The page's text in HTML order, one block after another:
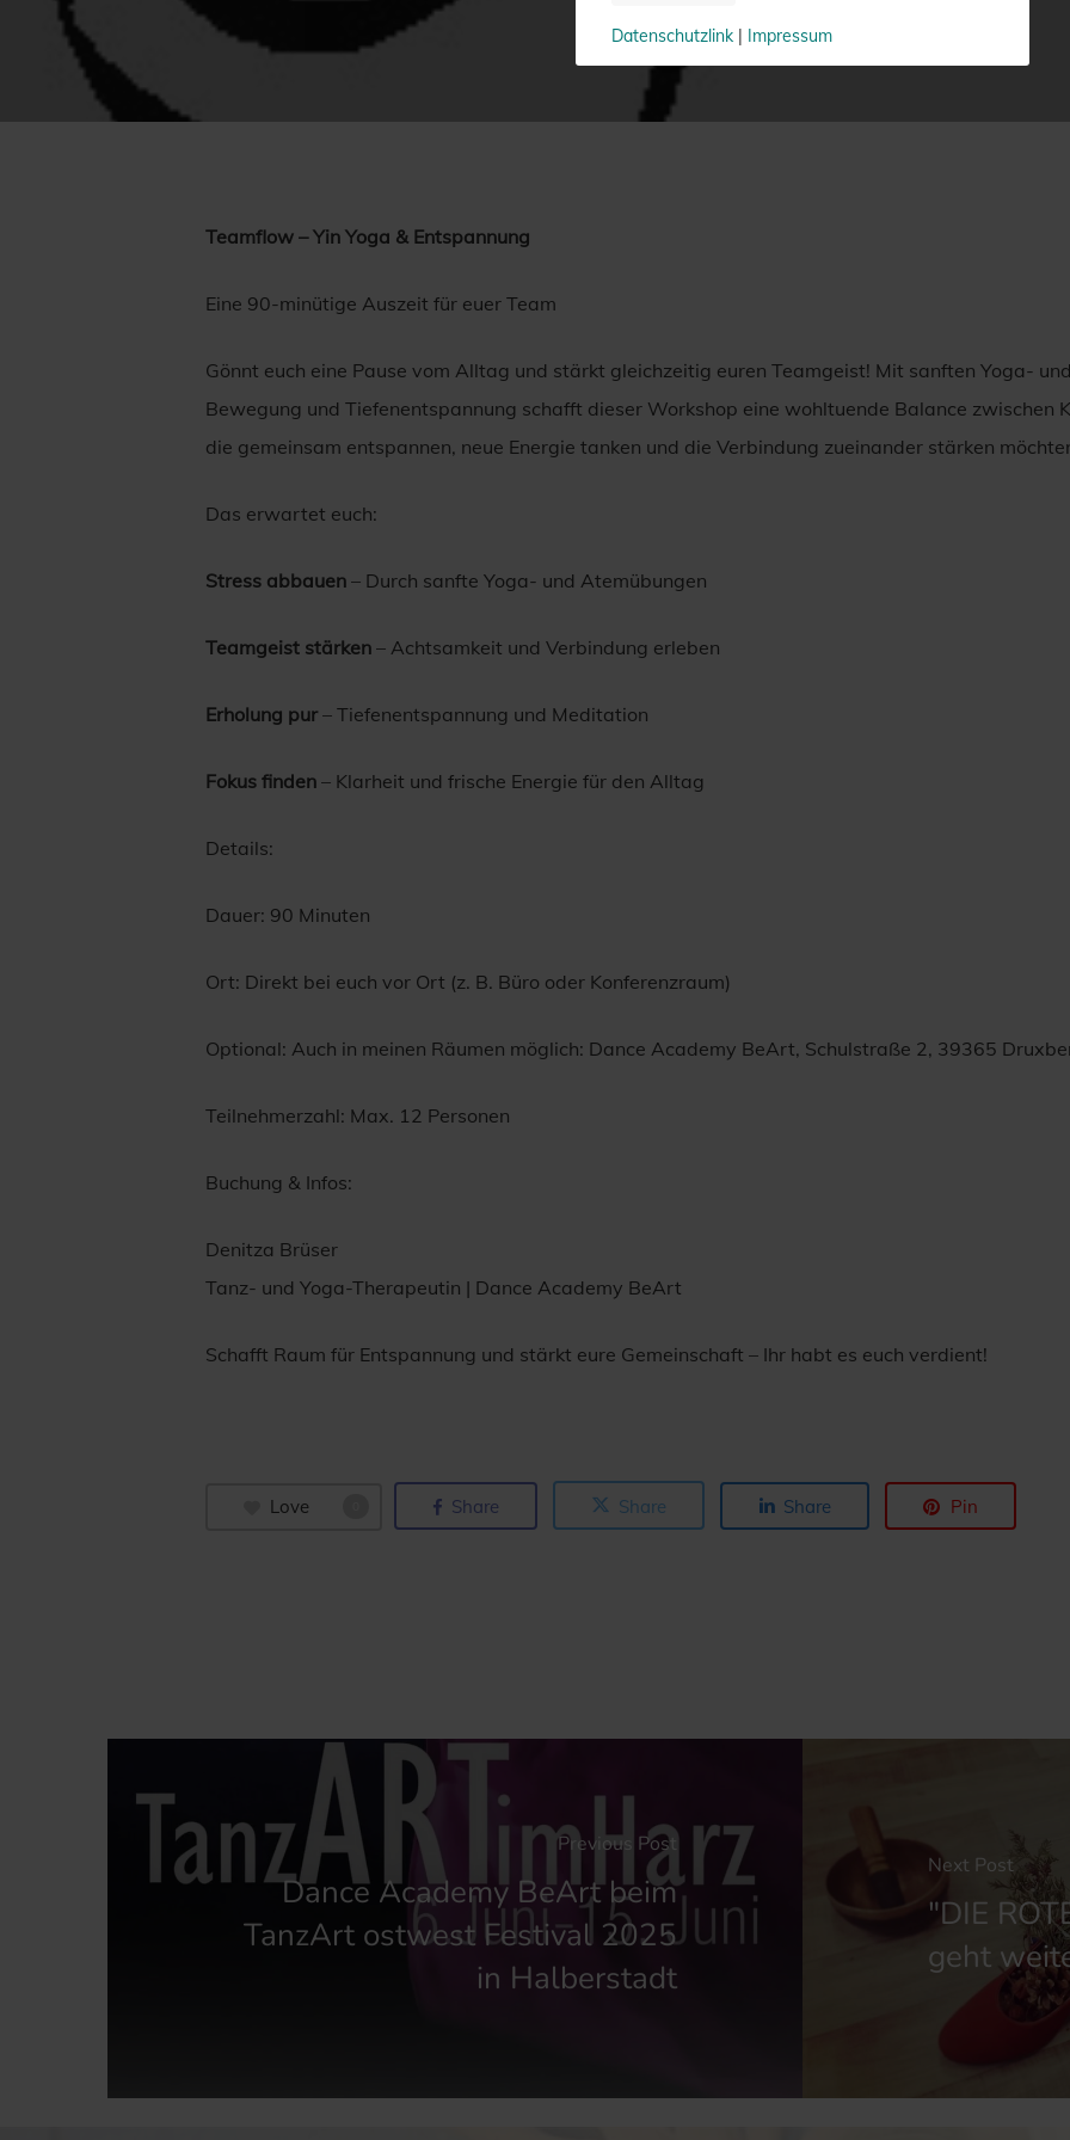
Teamflow – Yin Yoga & Entspannung
Eine 90-minütige Auszeit für euer Team
Gönnt euch eine Pause vom Alltag und stärkt gleichzeitig euren Teamgeist! Mit sanften Yoga-
Bewegung und Tiefenentspannung schafft dieser Workshop eine wohltuende Balance zwischen
die gemeinsam entspannen, neue Energie tanken und die Verbindung zueinander stärken
Das erwartet euch:
Stress abbauen – Durch sanfte Yoga- und Atemübungen
Teamgeist stärken – Achtsamkeit und Verbindung erleben
Erholung pur – Tiefenentspannung und Meditation
Fokus finden – Klarheit und frische Energie für den Alltag
Details:
Dauer: 90 Minuten
Ort: Direkt bei euch vor Ort (z. B. Büro oder Konferenzraum)
Optional: Auch in meinen Räumen möglich: Dance Academy BeArt, Schulstraße 2, 39365
Teilnehmerzahl: Max. 12 Personen
Buchung & Infos:
Denitza Brüser
Tanz- und Yoga-Therapeutin | Dance Academy BeArt
Schafft Raum für Entspannung und stärkt eure Gemeinschaft – Ihr habt es euch verdient!
Love Share Share Share Pin
Previous Post
Dance Academy BeArt beim
TanzArt ostwest Festival 2025
in Halberstadt
Next Post
"DIE
geht
Datenschutzlink | Impressum